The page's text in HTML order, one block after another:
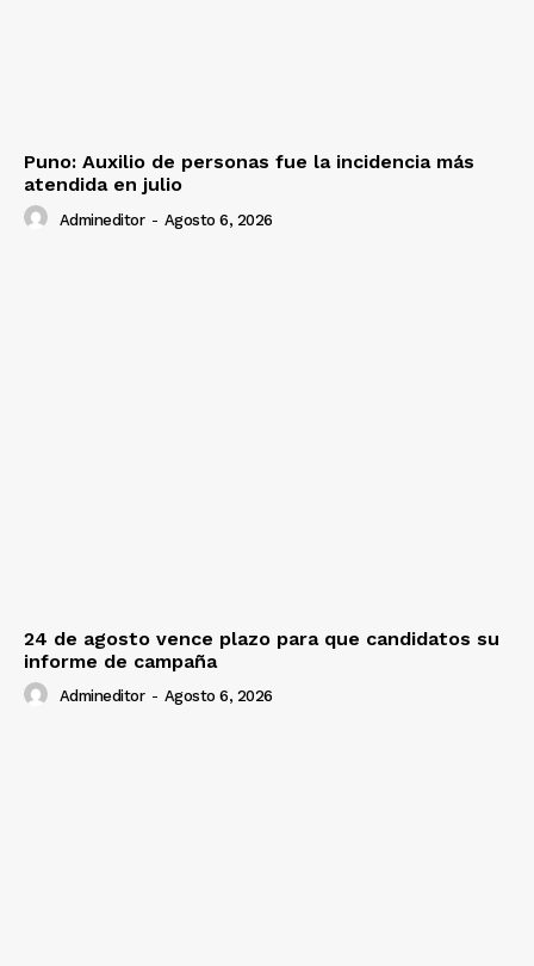
Puno: Auxilio de personas fue la incidencia más
atendida en julio
Admineditor - Agosto 6, 2026
24 de agosto vence plazo para que candidatos su
informe de campaña
Admineditor - Agosto 6, 2026